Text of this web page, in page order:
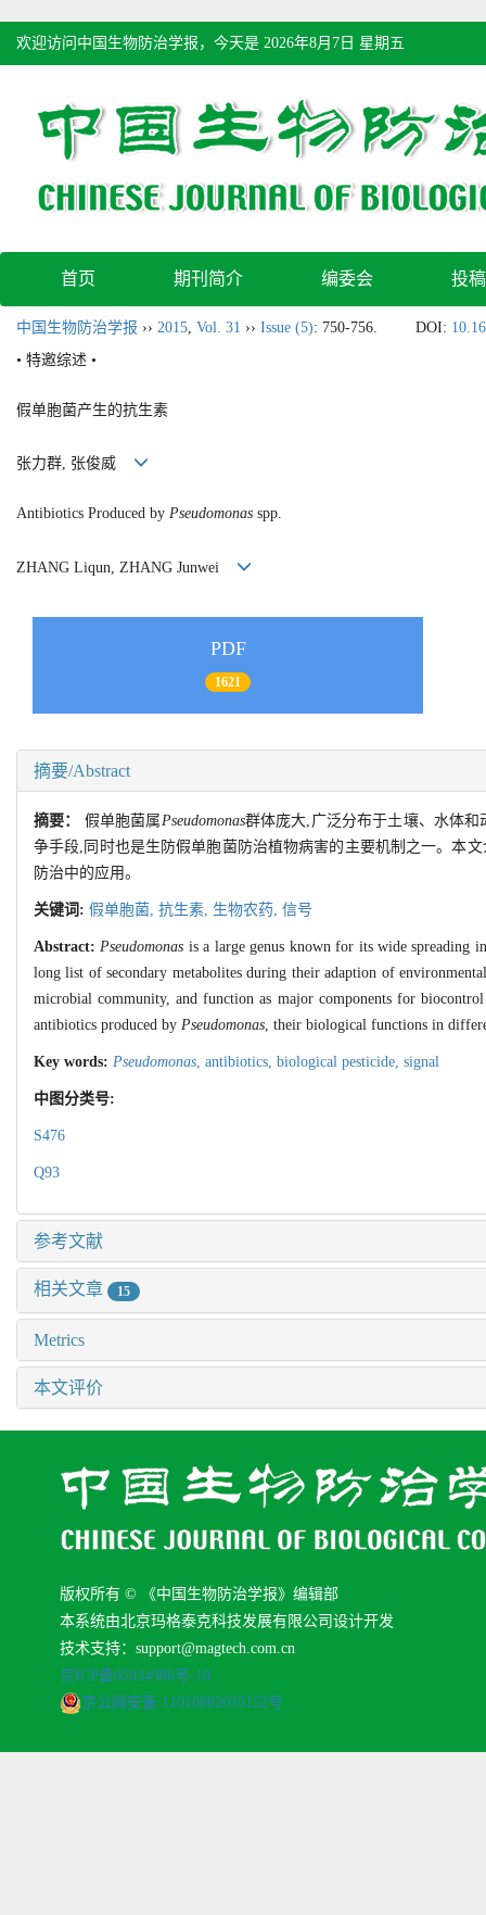
欢迎访问中国生物防治学报，今天是 2026年8月7日 星期五
首页 期刊简介 编委会 投
中国生物防治学报 ›› 2015, Vol. 31 ›› Issue (5): 750-756. DOI:
• 特邀综述 •
假单胞菌产生的抗生素
张力群, 张俊威
Antibiotics Produced by Pseudomonas spp.
ZHANG Liqun, ZHANG Junwei
PDF
1621
摘要/Abstract
摘要： 假单胞菌属Pseudomonas群体庞大,广泛分布于土壤、水体
争手段,同时也是生防假单胞菌防治植物病害的主要机制之一。本
防治中的应用。
关键词: 假单胞菌, 抗生素, 生物农药, 信号
Abstract:Pseudomonas is a large genus known for its wide spreading
long list of secondary metabolites during their adaption of
microbial community, and function as major components for
antibiotics produced by Pseudomonas, their biological functions in
Key words: Pseudomonas, antibiotics, biological pesticide, signal
中图分类号:
S476
Q93
参考文献
相关文章 15
Metrics
本文评价
版权所有 © 《中国生物防治学报》编辑部
本系统由北京玛格泰克科技发展有限公司设计开发
技术支持：support@magtech.com.cn
京ICP备05034986号-10
京公网安备 11010802035152号